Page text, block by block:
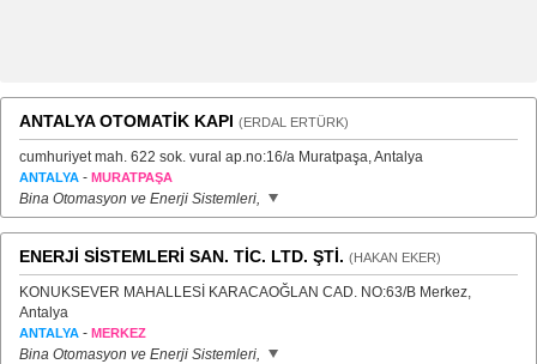
ANTALYA OTOMATİK KAPI (ERDAL ERTÜRK)
cumhuriyet mah. 622 sok. vural ap.no:16/a Muratpaşa, Antalya
ANTALYA - MURATPAŞA
Bina Otomasyon ve Enerji Sistemleri,
ENERJİ SİSTEMLERİ SAN. TİC. LTD. ŞTİ. (HAKAN EKER)
KONUKSEVER MAHALLESİ KARACAOĞLAN CAD. NO:63/B Merkez,
Antalya
ANTALYA - MERKEZ
Bina Otomasyon ve Enerji Sistemleri,